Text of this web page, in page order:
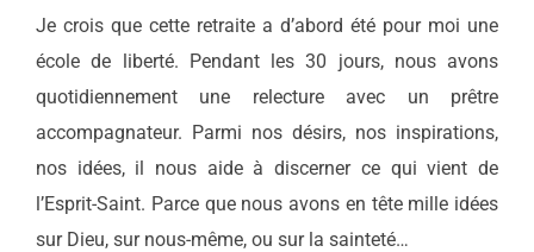
Je crois que cette retraite a d’abord été pour moi une
école de liberté. Pendant les 30 jours, nous avons
quotidiennement une relecture avec un prêtre
accompagnateur. Parmi nos désirs, nos inspirations,
nos idées, il nous aide à discerner ce qui vient de
l’Esprit-Saint. Parce que nous avons en tête mille idées
sur Dieu, sur nous-même, ou sur la sainteté…